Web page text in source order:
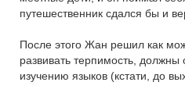
путешественник сдался бы и
После этого Жан решил как
развивать терпимость,
изучению языков (кстати, до